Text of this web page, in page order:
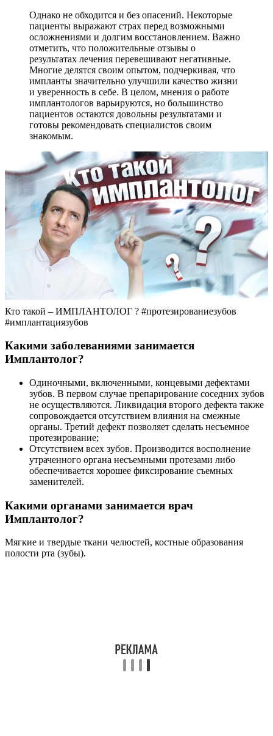
Однако не обходится и без опасений. Некоторые
пациенты выражают страх перед возможными
осложнениями и долгим восстановлением. Важно
отметить, что положительные отзывы о
результатах лечения перевешивают негативные.
Многие делятся своим опытом, подчеркивая, что
импланты значительно улучшили качество жизни
и уверенность в себе. В целом, мнения о работе
имплантологов варьируются, но большинство
пациентов остаются довольны результатами и
готовы рекомендовать специалистов своим
знакомым.
Кто такой – ИМПЛАНТОЛОГ ? #протезированиезубов
#имплантациязубов
Какими заболеваниями занимается
Имплантолог?
Одиночными, включенными, концевыми дефектами
зубов. В первом случае препарирование соседних зубов
не осуществляются. Ликвидация второго дефекта также
сопровождается отсутствием влияния на смежные
органы. Третий дефект позволяет сделать несъемное
протезирование;
Отсутствием всех зубов. Производится восполнение
утраченного органа несъемными протезами либо
обеспечивается хорошее фиксирование съемных
заменителей.
Какими органами занимается врач
Имплантолог?
Мягкие и твердые ткани челюстей, костные образования
полости рта (зубы).